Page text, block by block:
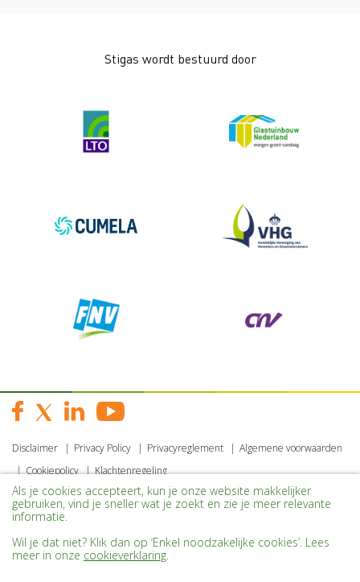
Als je cookies accepteert, kun je onze website makkelijker
gebruiken, vind je sneller wat je zoekt en zie je meer relevante
informatie.
Wil je dat niet? Klik dan op ‘Enkel noodzakelijke cookies’. Lees
meer in onze cookieverklaring.
Stigas wordt bestuurd door
Disclaimer Privacy Policy Privacyreglement
Algemene voorwaarden
Cookiepolicy
Klachtenregeling